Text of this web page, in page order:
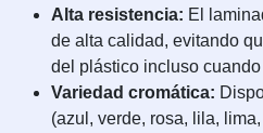
Alta resistencia: El
de alta calidad, evitando
del plástico incluso
Variedad cromática:
(azul, verde, rosa, lila,